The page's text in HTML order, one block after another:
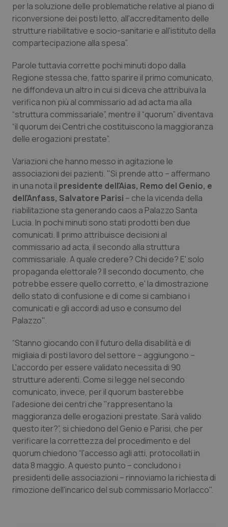
Lombardia
Marche
Molise
Piemonte
Provincia Autonoma di Bolzano
Provincia Autonoma di Trento
Puglia
Sardegna
Sicilia
Toscana
Umbria
Valle D’Aosta
Veneto
Dolore
Donna & Salute
Epatiti
HIV
Infezioni & Febbre
Ipertensione & Scompenso
Malattie rare
Malattia di Crohn & Rettocolite Ulcerosa
Neuroscienze & patologie neurodegenerative
Obesità
Oftalmologia
Oncodermatologia
Oncoematologia
Oncologia & Nutrizione
Psoriasi & pelle
Quotidiano Cardiologia
Quotidiano Chirurgia
Quotidiano Oncologia
Quotidiano Pediatria
per la soluzione delle problematiche relative al piano di
riconversione dei posti letto, all'accreditamento delle
strutture riabilitative e socio-sanitarie e all'istituto della
compartecipazione alla spesa”.
Parole tuttavia corrette pochi minuti dopo dalla
Regione stessa che, fatto sparire il primo comunicato,
ne diffondeva un altro in cui si diceva che attribuiva la
verifica non più al commissario ad ad acta ma alla
“struttura commissariale”, mentre il “quorum” diventava
“il quorum dei Centri che costituiscono la maggioranza
delle erogazioni prestate”.
Variazioni che hanno messo in agitazione le
associazioni dei pazienti. "Si prende atto – affermano
in una nota il presidente dell'Aias, Remo del Genio, e
dell'Anfass, Salvatore Parisi – che la vicenda della
riabilitazione sta generando caos a Palazzo Santa
Lucia. In pochi minuti sono stati prodotti ben due
comunicati. Il primo attribuisce decisioni al
commissario ad acta, il secondo alla struttura
commissariale. A quale credere? Chi decide? E' solo
propaganda elettorale? Il secondo documento, che
potrebbe essere quello corretto, e' la dimostrazione
dello stato di confusione e di come si cambiano i
comunicati e gli accordi ad uso e consumo del
Palazzo''.
“Stanno giocando con il futuro della disabilità e di
migliaia di posti lavoro del settore – aggiungono –
L'accordo per essere validato necessita di 90
strutture aderenti. Come si legge nel secondo
comunicato, invece, per il quorum basterebbe
l'adesione dei centri che "rappresentano la
maggioranza delle erogazioni prestate. Sarà valido
questo iter?”, si chiedono del Genio e Parisi, che per
verificare la correttezza del procedimento e del
quorum chiedono “l'accesso agli atti, protocollati in
data 8 maggio. A questo punto – concludono i
presidenti delle associazioni – rinnoviamo la richiesta di
rimozione dell'incarico del sub commissario Morlacco".